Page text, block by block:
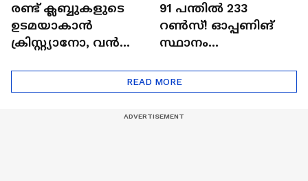
രണ്ട്‌ ക്ലബ്ബുകളുടെ
ഉടമയാകാന്‍
ക്രിസ്റ്റ്യാനോ, വന്‍
പദ്ധതികള്‍ | Cristiano
Ronaldo
91 പന്തില്‍ 233
റണ്‍സ്! ഓപ്പണിങ്
സ്ഥാനം
അഭിഷേക് ശർമ? |
Abhishek Sharma
READ MORE